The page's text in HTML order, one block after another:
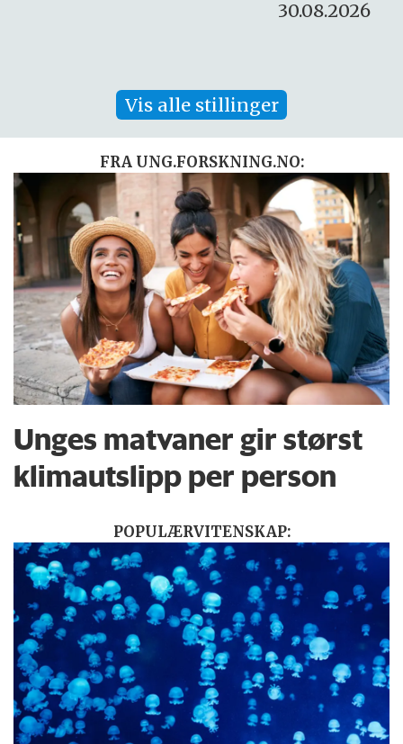
Vis alle stillinger
FRA UNG.FORSKNING.NO:
Unges matvaner gir størst
klimautslipp per person
POPULÆRVITENSKAP: